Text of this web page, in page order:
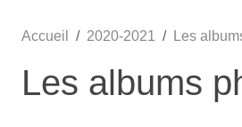
Accueil 2020-2021 Les
Les albums